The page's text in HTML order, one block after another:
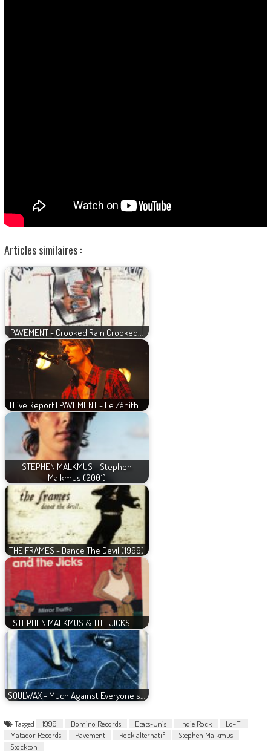
Articles similaires :
PAVEMENT - Crooked Rain Crooked…
[Live Report] PAVEMENT - Le Zénith…
STEPHEN MALKMUS - Stephen
Malkmus (2001)
THE FRAMES - Dance The Devil (1999)
STEPHEN MALKMUS & THE JICKS -…
SOULWAX - Much Against Everyone's…
Tagged 1999 Domino Records Etats-Unis Indie Rock
Lo-Fi
Matador Records
Pavement Rock alternatif
Stephen Malkmus
Stockton